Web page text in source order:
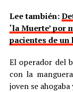
Lee también:
‘la Muerte’ por
pacientes de
El operador del
con la
joven se